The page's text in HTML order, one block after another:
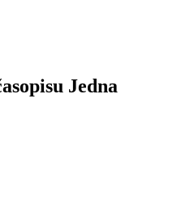
Jedna